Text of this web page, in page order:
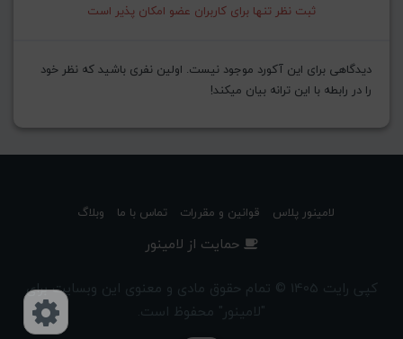
ثبت نظر تنها برای کاربران عضو امکان پذیر است
دیدگاهی برای این آکورد موجود نیست. اولین نفری باشید که نظر خود
را در رابطه با این ترانه بیان میکند!
لامینور پلاس قوانین و مقررات تماس با ما وبلاگ
حمایت از لامینور
کپی رایت 1405 © تمام حقوق مادی و معنوی این وبسایت برای
"لامینور" محفوظ است.